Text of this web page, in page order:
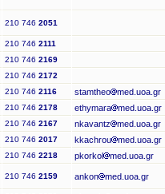
210 746 2051
210 746 2111
210 746 2169
210 746 2172
210 746 2116 stamtheo med.uoa.gr
210 746 2178 ethymara med.uoa.gr
210 746 2167 nkavantz med.uoa.gr
210 746 2017 kkachrou med.uoa.gr
210 746 2218 pkorkol med.uoa.gr
210 746 2159 ankon med.uoa.gr